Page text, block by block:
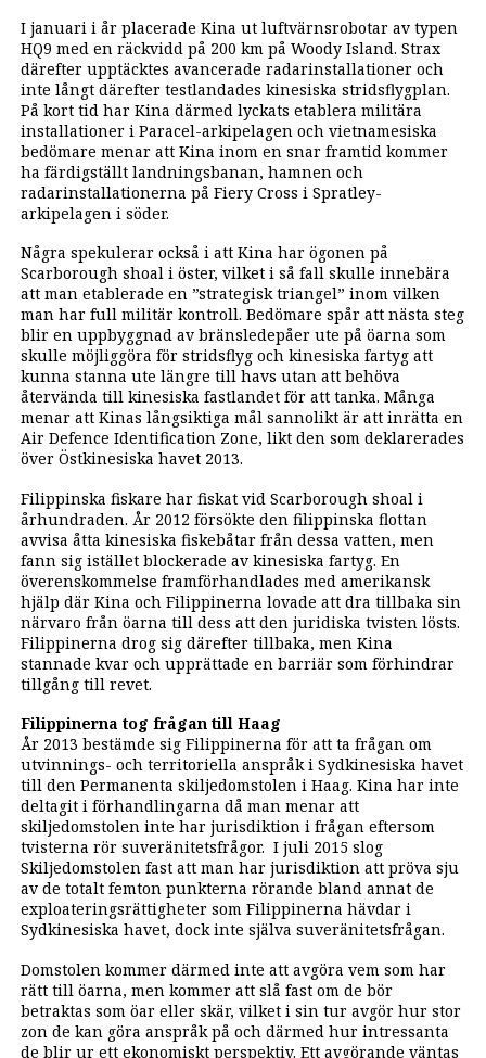
I januari i år placerade Kina ut luftvärnsrobotar av typen
HQ9 med en räckvidd på 200 km på Woody Island. Strax
därefter upptäcktes avancerade radarinstallationer och
inte långt därefter testlandades kinesiska stridsflygplan.
På kort tid har Kina därmed lyckats etablera militära
installationer i Paracel-arkipelagen och vietnamesiska
bedömare menar att Kina inom en snar framtid kommer
ha färdigställt landningsbanan, hamnen och
radarinstallationerna på Fiery Cross i Spratley-
arkipelagen i söder.
Några spekulerar också i att Kina har ögonen på
Scarborough shoal i öster, vilket i så fall skulle innebära
att man etablerade en ”strategisk triangel” inom vilken
man har full militär kontroll. Bedömare spår att nästa steg
blir en uppbyggnad av bränsledepåer ute på öarna som
skulle möjliggöra för stridsflyg och kinesiska fartyg att
kunna stanna ute längre till havs utan att behöva
återvända till kinesiska fastlandet för att tanka. Många
menar att Kinas långsiktiga mål sannolikt är att inrätta en
Air Defence Identification Zone, likt den som deklarerades
över Östkinesiska havet 2013.
Filippinska fiskare har fiskat vid Scarborough shoal i
århundraden. År 2012 försökte den filippinska flottan
avvisa åtta kinesiska fiskebåtar från dessa vatten, men
fann sig istället blockerade av kinesiska fartyg. En
överenskommelse framförhandlades med amerikansk
hjälp där Kina och Filippinerna lovade att dra tillbaka sin
närvaro från öarna till dess att den juridiska tvisten lösts.
Filippinerna drog sig därefter tillbaka, men Kina
stannade kvar och upprättade en barriär som förhindrar
tillgång till revet.
Filippinerna tog frågan till Haag
År 2013 bestämde sig Filippinerna för att ta frågan om
utvinnings- och territoriella anspråk i Sydkinesiska havet
till den Permanenta skiljedomstolen i Haag. Kina har inte
deltagit i förhandlingarna då man menar att
skiljedomstolen inte har jurisdiktion i frågan eftersom
tvisterna rör suveränitetsfrågor. I juli 2015 slog
Skiljedomstolen fast att man har jurisdiktion att pröva sju
av de totalt femton punkterna rörande bland annat de
exploateringsrättigheter som Filippinerna hävdar i
Sydkinesiska havet, dock inte själva suveränitetsfrågan.
Domstolen kommer därmed inte att avgöra vem som har
rätt till öarna, men kommer att slå fast om de bör
betraktas som öar eller skär, vilket i sin tur avgör hur stor
zon de kan göra anspråk på och därmed hur intressanta
de blir ur ett ekonomiskt perspektiv. Ett avgörande väntas